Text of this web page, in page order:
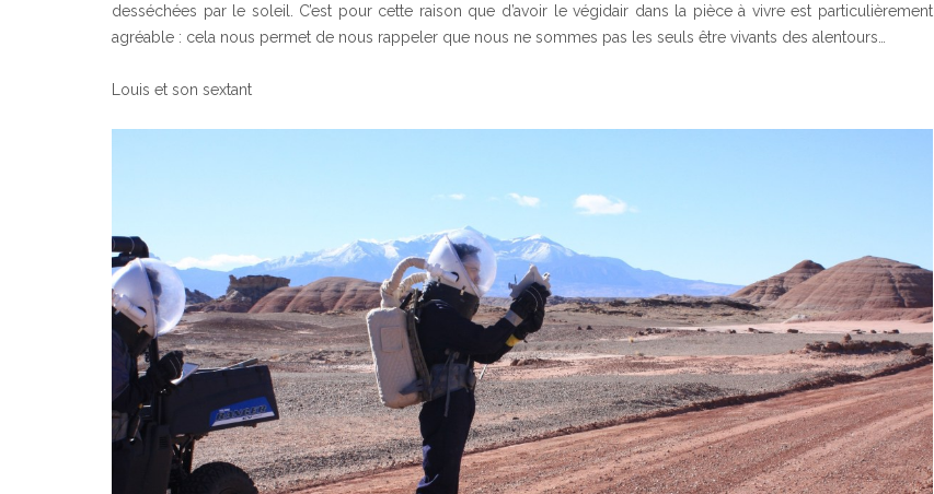
desséchées par le soleil. C’est pour cette raison que d’avoir le végidair dans la pièce à vivre est particulièrement
agréable : cela nous permet de nous rappeler que nous ne sommes pas les seuls être vivants des alentours…
Louis et son sextant